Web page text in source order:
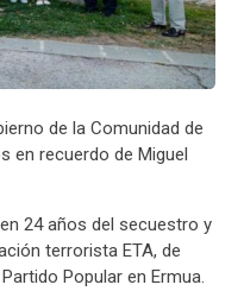
de la Comunidad de
en recuerdo de Miguel
24 años del secuestro y
terrorista ETA, de
Popular en Ermua.